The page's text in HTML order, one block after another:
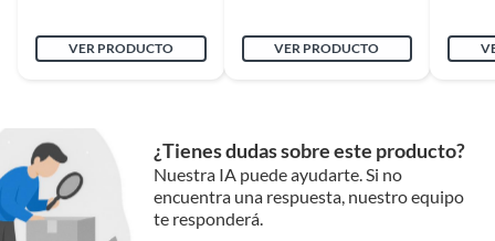
VER PRODUCTO VER PRODUCTO
¿Tienes dudas sobre este producto?
Nuestra IA puede ayudarte. Si no
encuentra una respuesta, nuestro equipo
te responderá.